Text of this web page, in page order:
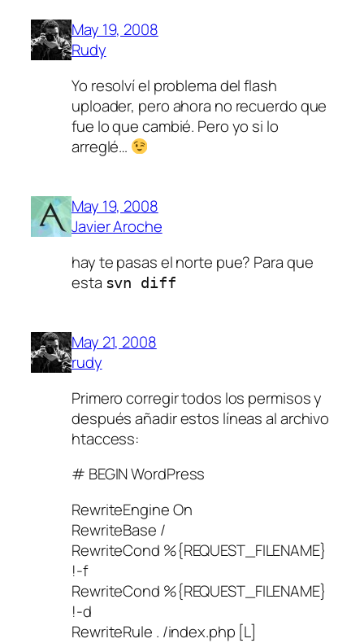
May 19, 2008
Rudy
Yo resolví el problema del flash
uploader, pero ahora no recuerdo que
fue lo que cambié. Pero yo si lo
arreglé…
May 19, 2008
Javier Aroche
hay te pasas el norte pue? Para que
esta svn diff
May 21, 2008
rudy
Primero corregir todos los permisos y
después añadir estos líneas al archivo
htaccess:
# BEGIN WordPress
RewriteEngine On
RewriteBase /
RewriteCond %{REQUEST_FILENAME}
!-f
RewriteCond %{REQUEST_FILENAME}
!-d
RewriteRule . /index.php [L]